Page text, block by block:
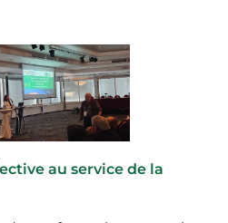
au service de la